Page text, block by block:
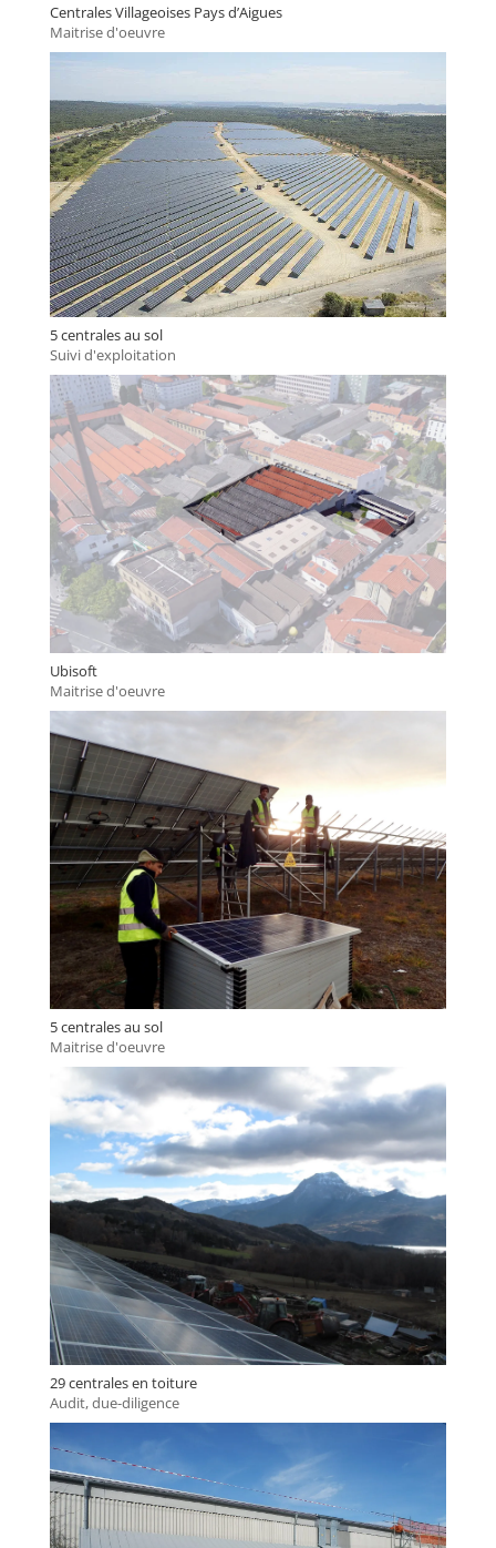
Centrales Villageoises Pays d’Aigues
Maitrise d'oeuvre
5 centrales au sol
Suivi d'exploitation
Ubisoft
Maitrise d'oeuvre
5 centrales au sol
Maitrise d'oeuvre
29 centrales en toiture
Audit, due-diligence